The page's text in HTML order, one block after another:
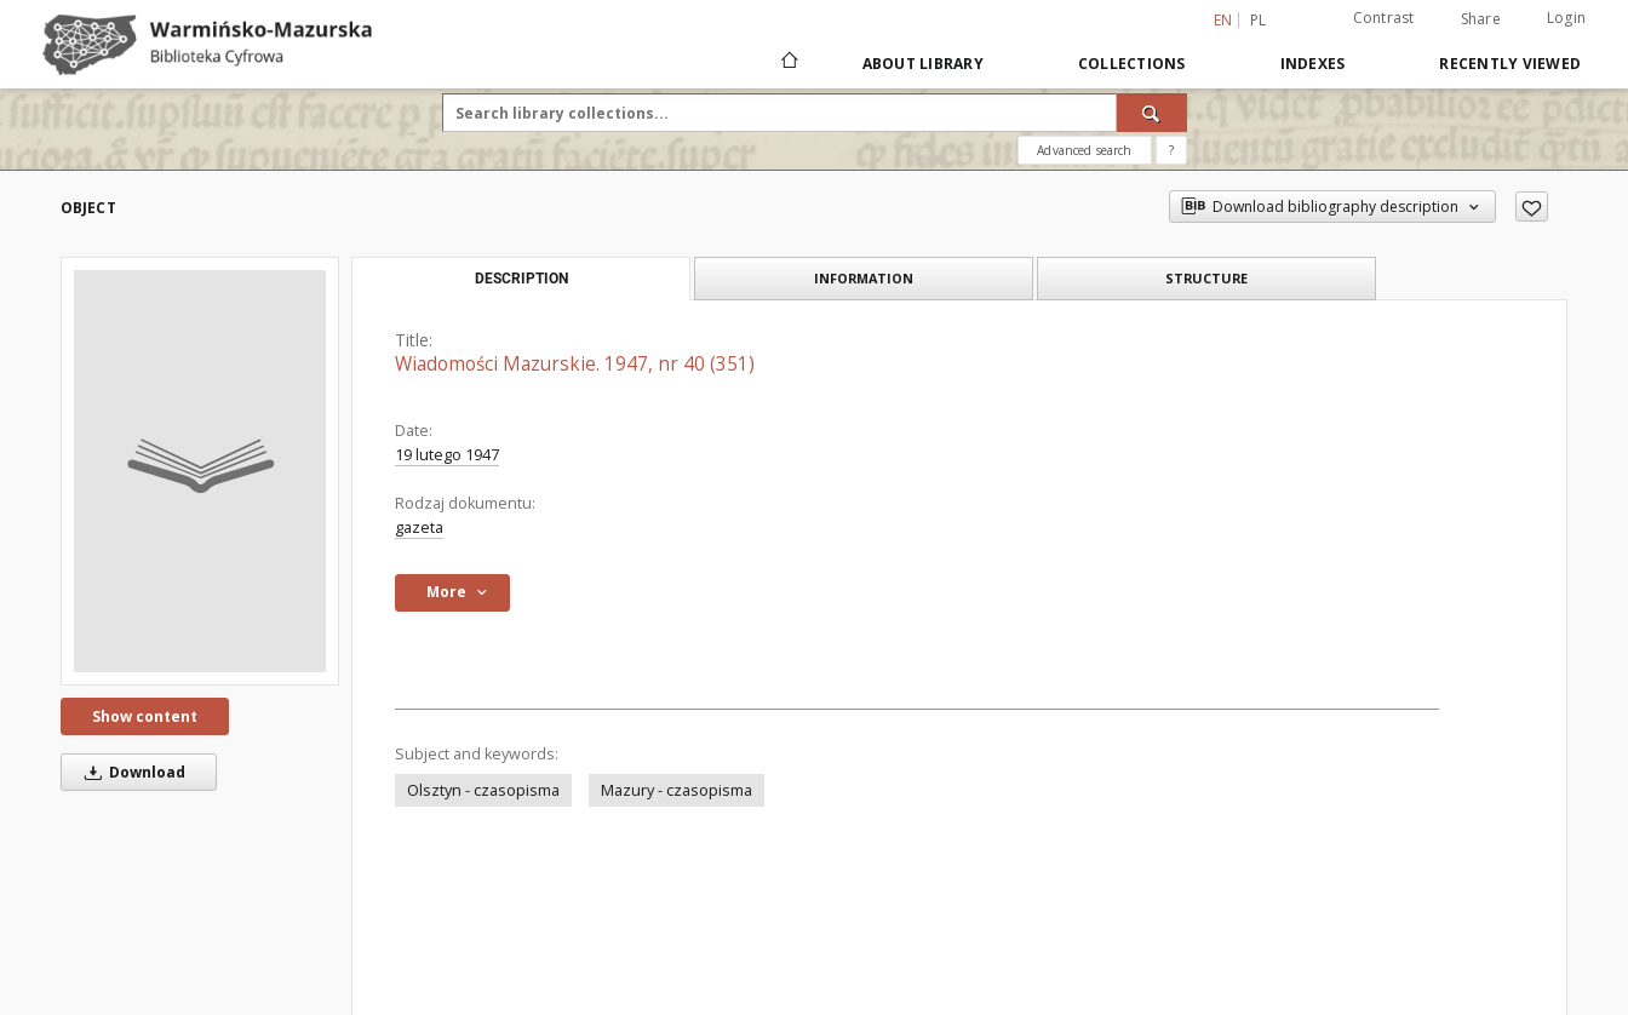
EN PL Contrast Share Login
ABOUT LIBRARY COLLECTIONS INDEXES RECENTLY VIEWED
Advanced search ?
OBJECT Download bibliography description
Show content
Download
DESCRIPTION INFORMATION STRUCTURE
Title:
Wiadomości Mazurskie. 1947, nr 40 (351)
Date:
19 lutego 1947
Rodzaj dokumentu:
gazeta
More
Subject and keywords:
Olsztyn - czasopisma
Mazury - czasopisma